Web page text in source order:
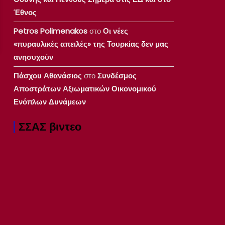
Έθνος
Petros PolimenakosστοΟι νέες
«πυραυλικές απειλές» της Τουρκίας δεν μας
ανησυχούν
Πάσχου Αθανάσιος στοΣυνδέσμος
Αποστράτων Αξιωματικών Οικονομικού
Ενόπλων Δυνάμεων
ΣΣΑΣ βιντεο